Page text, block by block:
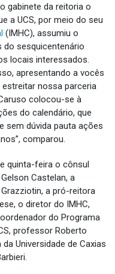
gabinete da reitoria o
a UCS, por meio do seu
(IMHC), assumiu o
sesquicentenário
locais interessados.
apresentando a vocês
nossa parceria
colocou-se à
do calendário, que
sem dúvida pauta ações
comparou.
quinta-feira o cônsul
Castelan, a
a pró-reitora
o diretor do IMHC,
do Programa
professor Roberto
Universidade de Caxias